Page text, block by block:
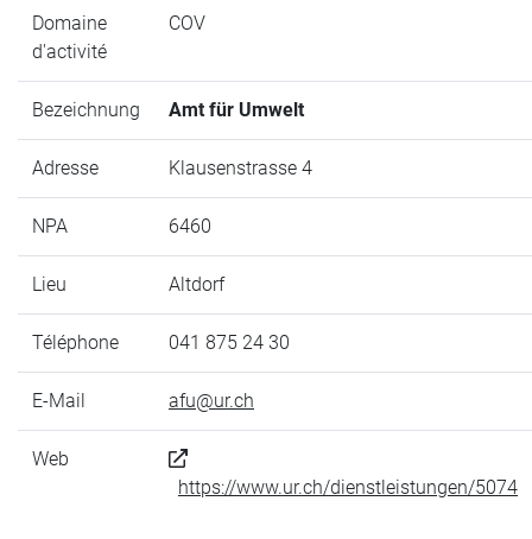
Domaine
d'activité
COV
Bezeichnung Amt für Umwelt
Adresse Klausenstrasse 4
NPA 6460
Lieu Altdorf
Téléphone 041 875 24 30
E-Mail afu@ur.ch
Web
https://www.ur.ch/dienstleistungen/5074